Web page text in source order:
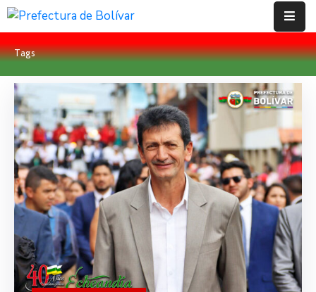
Inicio
Institución
Bolívar
Proyectos
Rendición
De
Cuentas
Transparencia
Contácto
Tags